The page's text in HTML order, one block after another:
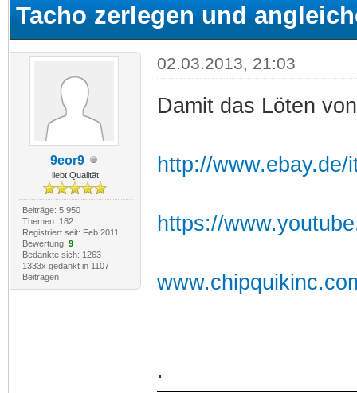
Tacho zerlegen und
9eor9
liebt Qualität
Beiträge: 5.950
Themen: 182
Registriert seit: Feb 2011
Bewertung: 9
Bedankte sich: 1263
1333x gedankt in 1107
Beiträgen
02.03.2013, 21:03
Damit das Löten
http://
https://
.